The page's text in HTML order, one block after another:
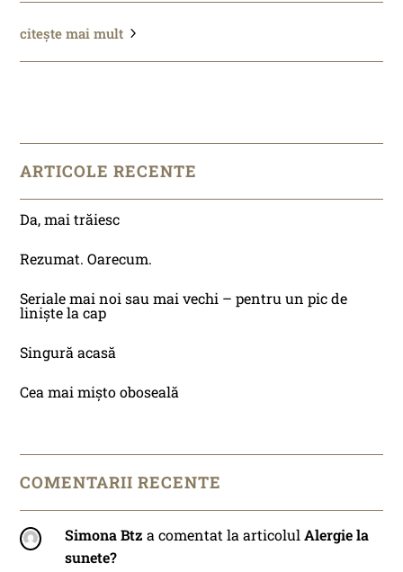
citește mai mult
ARTICOLE RECENTE
Da, mai trăiesc
Rezumat. Oarecum.
Seriale mai noi sau mai vechi – pentru un pic de
liniște la cap
Singură acasă
Cea mai mișto oboseală
COMENTARII RECENTE
Simona Btz a comentat la articolulAlergie la
sunete?